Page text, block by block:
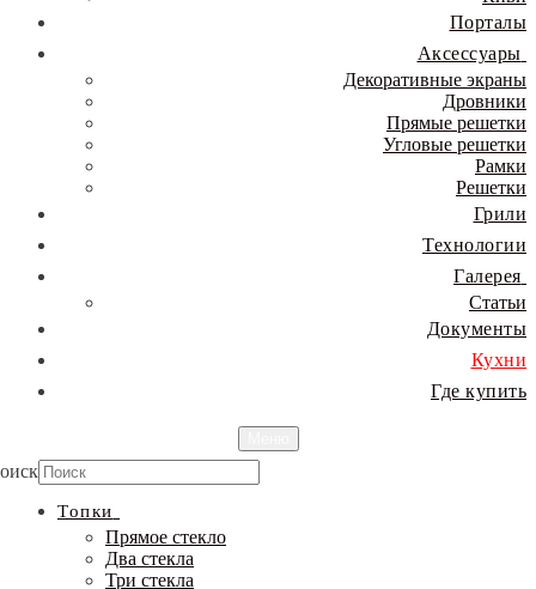
Порталы
Аксессуары
Декоративные экраны
Дровники
Прямые решетки
Угловые решетки
Рамки
Решетки
Грили
Технологии
Галерея
Статьи
Документы
Кухни
Где купить
Топки
Прямое стекло
Два стекла
Три стекла